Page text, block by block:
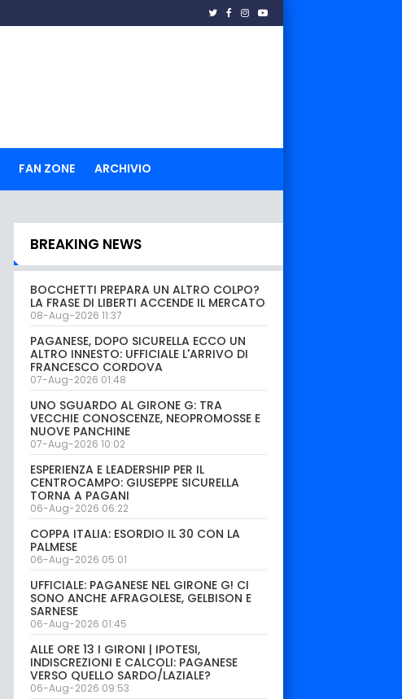
FAN ZONE ARCHIVIO
BREAKING NEWS
BOCCHETTI PREPARA UN ALTRO COLPO?
LA FRASE DI LIBERTI ACCENDE IL MERCATO
08-Aug-2026 11:37
PAGANESE, DOPO SICURELLA ECCO UN
ALTRO INNESTO: UFFICIALE L'ARRIVO DI
FRANCESCO CORDOVA
07-Aug-2026 01:48
UNO SGUARDO AL GIRONE G: TRA
VECCHIE CONOSCENZE, NEOPROMOSSE E
NUOVE PANCHINE
07-Aug-2026 10:02
ESPERIENZA E LEADERSHIP PER IL
CENTROCAMPO: GIUSEPPE SICURELLA
TORNA A PAGANI
06-Aug-2026 06:22
COPPA ITALIA: ESORDIO IL 30 CON LA
PALMESE
06-Aug-2026 05:01
UFFICIALE: PAGANESE NEL GIRONE G! CI
SONO ANCHE AFRAGOLESE, GELBISON E
SARNESE
06-Aug-2026 01:45
ALLE ORE 13 I GIRONI | IPOTESI,
INDISCREZIONI E CALCOLI: PAGANESE
VERSO QUELLO SARDO/LAZIALE?
06-Aug-2026 09:53